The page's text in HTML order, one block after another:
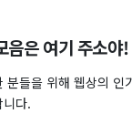
음은 여기 주소야!
들을 위해 웹상의
다.